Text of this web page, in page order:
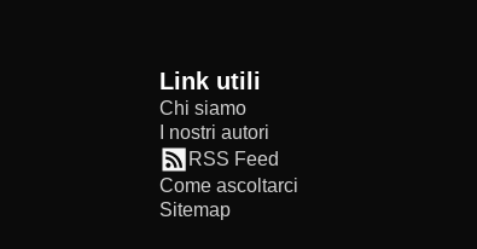
Link utili
Chi siamo
I nostri autori
RSS Feed
Come ascoltarci
Sitemap